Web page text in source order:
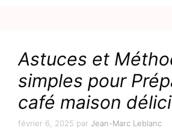
Astuces et
simples pour
café maison
février 6, 2025 par Jean-Marc Leblanc